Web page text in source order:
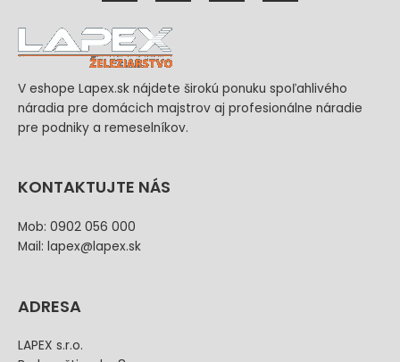
V eshope Lapex.sk nájdete širokú ponuku spoľahlivého
náradia pre domácich majstrov aj profesionálne náradie
pre podniky a remeselníkov.
KONTAKTUJTE NÁS
Mob: 0902 056 000
Mail: lapex@lapex.sk
ADRESA
LAPEX s.r.o.